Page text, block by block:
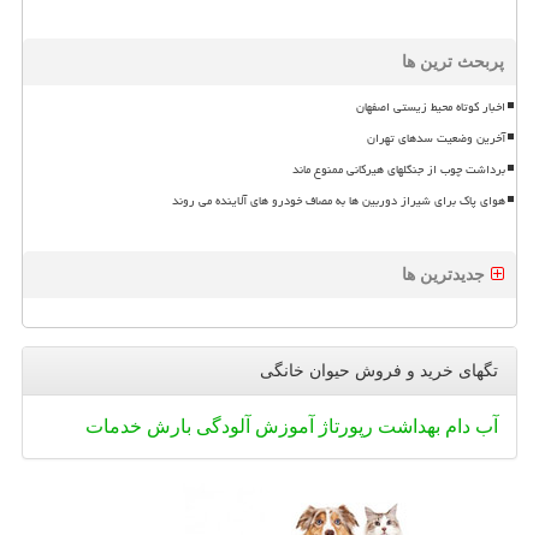
پربحث ترین ها
اخبار کوتاه محیط زیستی اصفهان
آخرین وضعیت سدهای تهران
برداشت چوب از جنگلهای هیرکانی ممنوع ماند
هوای پاک برای شیراز دوربین ها به مصاف خودرو های آلاینده می روند
جدیدترین ها
تگهای خرید و فروش حیوان خانگی
آب دام بهداشت رپورتاژ آموزش آلودگی بارش خدمات